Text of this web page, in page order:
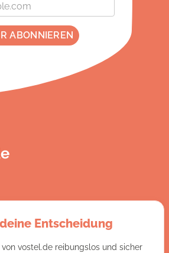
Entscheidung
vostel.de reibungslos und sicher